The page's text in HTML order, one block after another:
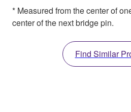
* Measured from the center of
center of the next bridge pin.
Find Similar